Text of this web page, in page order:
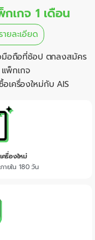
เกจ 1 เดือน
ายละเอียด
มือถือที่ช้อป ตกลงสมัคร
แพ็กเกจ
อเครื่องใหม่กับ AIS
ครื่องใหม่
ายใน 180 วัน